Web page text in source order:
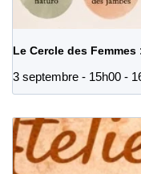
Le Cercle des
3 septembre - 15h00 -